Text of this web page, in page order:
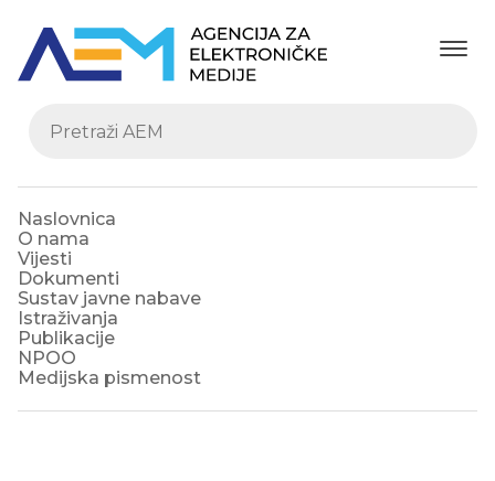
Naslovnica
O nama
Vijesti
Dokumenti
Sustav javne nabave
Istraživanja
Publikacije
NPOO
Medijska pismenost